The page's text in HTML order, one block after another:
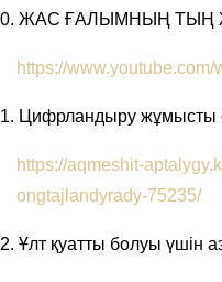
ЖАС ҒАЛЫМНЫҢ ТЫҢ
https://
Цифрландыру жұмысты
https://aqmeshit-
ongtajlandyrady-75235/
Ұлт қуатты болуы үшін